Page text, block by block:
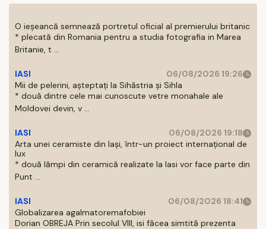
O ieșeancă semnează portretul oficial al premierului britanic
* plecată din Romania pentru a studia fotografia in Marea
Britanie, t ...
IASI
06/08/2026 19:26
Mii de pelerini, așteptați la Sihăstria și Sihla
* două dintre cele mai cunoscute vetre monahale ale
Moldovei devin, v ...
IASI
06/08/2026 19:18
Arta unei ceramiste din Iași, într-un proiect internațional de
lux
* două lămpi din ceramică realizate la Iasi vor face parte din
Punt ...
IASI
06/08/2026 18:41
Globalizarea agalmatoremafobiei
Dorian OBREJA Prin secolul VIII, isi făcea simtită prezenta